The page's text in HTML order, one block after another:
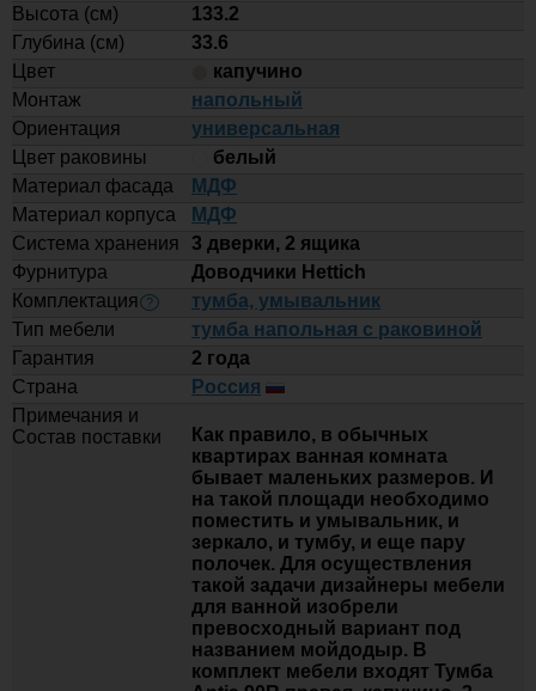
Высота (см)
133.2
Глубина (см)
33.6
Цвет
капучино
Монтаж
напольный
Ориентация
универсальная
Цвет раковины
белый
Материал фасада
МДФ
Материал корпуса
МДФ
Система хранения
3 дверки, 2 ящика
Фурнитура
Доводчики Hettich
Комплектация
?
тумба, умывальник
Тип мебели
тумба напольная с раковиной
Гарантия
2 года
Страна
Россия
Примечания и
Состав поставки
Как правило, в обычных
квартирах ванная комната
бывает маленьких размеров. И
на такой площади необходимо
поместить и умывальник, и
зеркало, и тумбу, и еще пару
полочек. Для осуществления
такой задачи дизайнеры мебели
для ванной изобрели
превосходный вариант под
названием мойдодыр. В
комплект мебели входят Тумба
Тумба с раковиной Style Line
Марелла 90 напольная, белая,
антискрейтч глянец
Тумба с раковиной Brevita Bergen
90 подвесная с подсветкой белая
Тумба с раковиной Misty Ива 90
30 850
Купить
Тумба с раковиной Brevita Bergen
90 подвесная черная 1 ящик
59 170
-